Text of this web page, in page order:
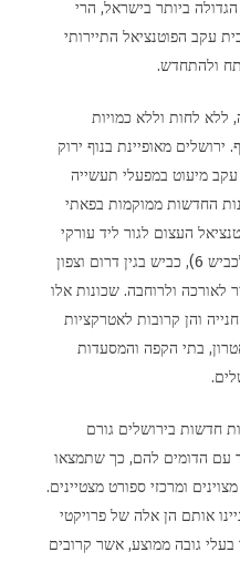
על הרצפה?
ביותר בישראל, הרי
עקב הפוטנציאל התיירותי
ולהתחדש.
ללא לחות וללא כמויות
מאופיינת בנוף ירוק
עקב מיעוט במפעלי תעשייה
החדשות ממוקמות בפאתי
העצום לגור ליד עורקי
תחבורה ראשיים כגון כביש 1 (שצמוד לכביש 6), כביש בגין דרום וצפון
לאורכה ולרוחבה. שכונות אלו
והן קרובות לאטרקציות
בתי הקפה והמסעדות
חדשות בירושלים גורם
עם הדומים להם, כך שתמצאו
ומרכזי ספורט מצטיינים.
אותם הן אלה של פרויקטי
בעלי גובה ממוצע, אשר קרובים